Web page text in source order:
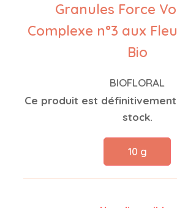
Granules Force
Complexe n°3 aux
Bio
BIOFLORAL
Ce produit est
stock.
10 g